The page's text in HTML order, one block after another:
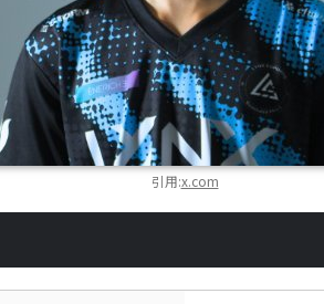
引用:x.com